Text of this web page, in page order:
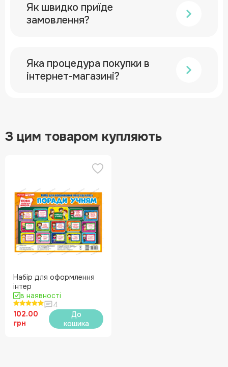
Як швидко приїде
замовлення?
Яка процедура покупки в
інтернет-магазині?
З цим товаром купляють
Набір для оформлення
інтер
в наявності
4
102.00
грн
До
кошика